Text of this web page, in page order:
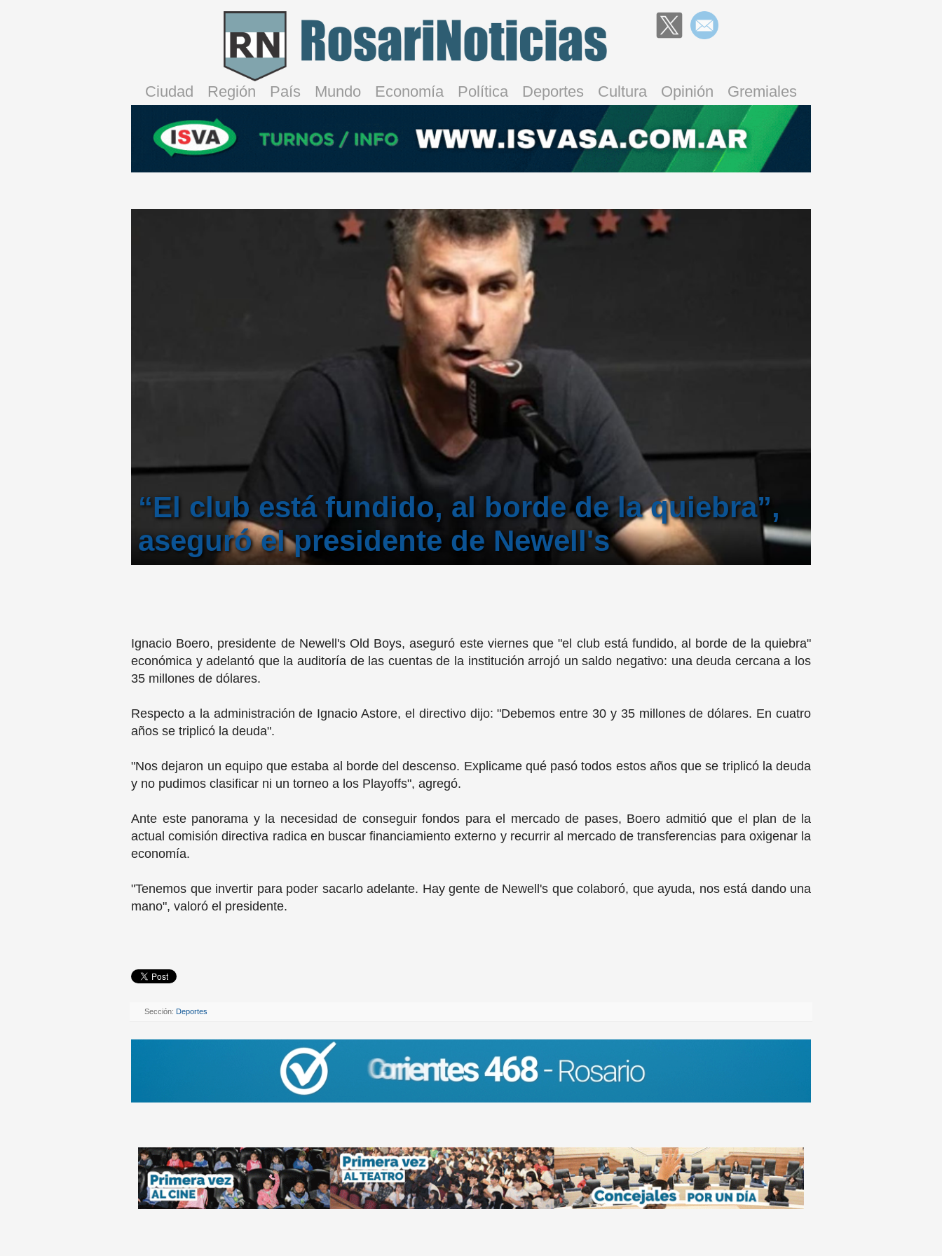
Ciudad Región País Mundo Economía Política Deportes Cultura Opinión Gremiales
“El club está fundido, al borde de la quiebra”,
aseguró el presidente de Newell's
Ignacio Boero, presidente de Newell's Old Boys, aseguró este viernes que "el club está fundido, al borde de la quiebra"
económica y adelantó que la auditoría de las cuentas de la institución arrojó un saldo negativo: una deuda cercana a los
35 millones de dólares.
Respecto a la administración de Ignacio Astore, el directivo dijo: "Debemos entre 30 y 35 millones de dólares. En cuatro
años se triplicó la deuda".
"Nos dejaron un equipo que estaba al borde del descenso. Explicame qué pasó todos estos años que se triplicó la deuda
y no pudimos clasificar ni un torneo a los Playoffs", agregó.
Ante este panorama y la necesidad de conseguir fondos para el mercado de pases, Boero admitió que el plan de la
actual comisión directiva radica en buscar financiamiento externo y recurrir al mercado de transferencias para oxigenar la
economía.
"Tenemos que invertir para poder sacarlo adelante. Hay gente de Newell's que colaboró, que ayuda, nos está dando una
mano", valoró el presidente.
Sección: Deportes